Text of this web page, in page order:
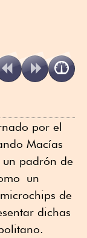
por el
Macías
padrón de
un
de
dichas